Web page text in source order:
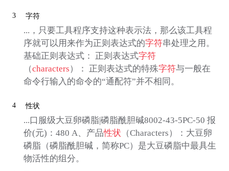
3 字符
...，只要工具程序支持这种表示法，那么该工具程
序就可以用来作为正则表达式的字符串处理之用。
基础正则表达式： 正则表达式字符
（characters）： 正则表达式的特殊字符与一般在
命令行输入的命令的“通配符”并不相同。
4 性状
...口服级大豆卵磷脂|磷脂酰胆碱8002-43-5PC-50 报
价(元)：480 A、产品性状 （Characters）：大豆卵
磷脂（磷脂酰胆碱，简称PC）是大豆磷脂中最具生
物活性的组分。